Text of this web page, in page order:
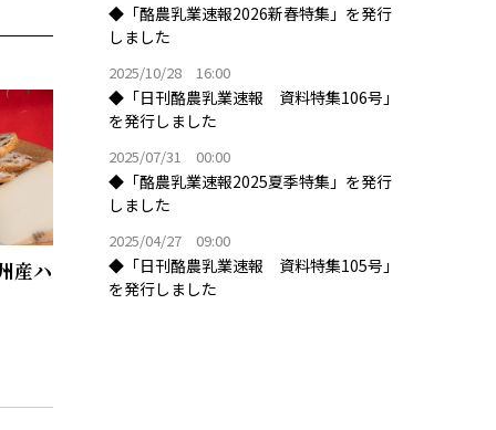
産ハ
◆「酪農乳業速報2026新春特集」を発行
しました
2025/10/28 16:00
◆「日刊酪農乳業速報 資料特集106号」
を発行しました
2025/07/31 00:00
◆「酪農乳業速報2025夏季特集」を発行
しました
2025/04/27 09:00
◆「日刊酪農乳業速報 資料特集105号」
を発行しました